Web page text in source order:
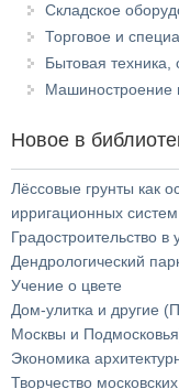
Складское
Торговое и
Бытовая техника,
Машиностроение
Новое в
Лёссовые грунты как
ирригационных систем
Градостроительство в
Дендрологический
Учение о цвете
Дом-улитка и другие
Москвы и
Экономика
Творчество